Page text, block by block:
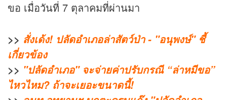
ขอ เมื่อวันที่ 7 ตุลาคมที่ผ่านมา
>> สั่งเด้ง! ปลัดอำเภอล่าสัตว์ป่า - "อนุพงษ์" ชี้
เกี่ยวข้อง
>> "ปลัดอำเภอ" จะจ่ายค่าปรับกรณี “ล่าหมีขอ”
ไหวไหม? ถ้าจะเยอะขนาดนี้!